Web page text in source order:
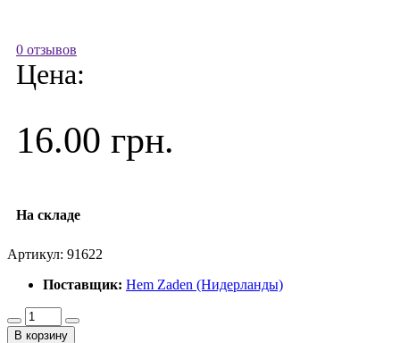
0 отзывов
Цена:
16.00 грн.
На складе
Артикул: 91622
Поставщик: Hem Zaden (Нидерланды)
В корзину